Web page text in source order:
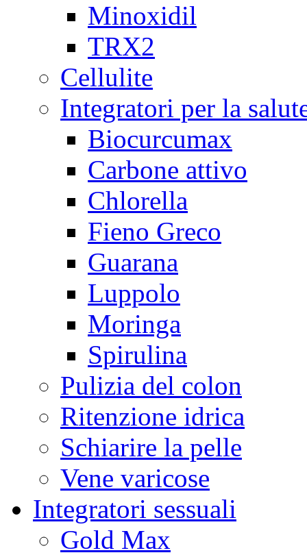
Minoxidil
TRX2
Cellulite
Integratori per la
Biocurcumax
Carbone attivo
Chlorella
Fieno Greco
Guarana
Luppolo
Moringa
Spirulina
Pulizia del colon
Ritenzione idrica
Schiarire la pelle
Vene varicose
Integratori sessuali
Gold Max